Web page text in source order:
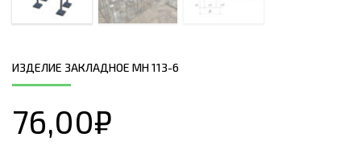
ИЗДЕЛИЕ ЗАКЛАДНОЕ МН 113-6
76,00₽